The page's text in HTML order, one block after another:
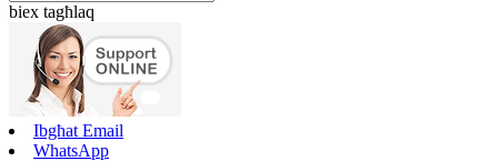
biex tagħlaq
Ibgħat Email
WhatsApp